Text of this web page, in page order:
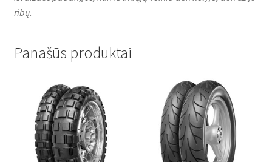
ribų.
Panašūs produktai